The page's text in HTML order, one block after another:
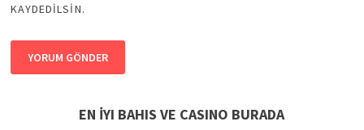
KAYDEDILSIN.
EN İYI BAHIS VE CASINO BURADA